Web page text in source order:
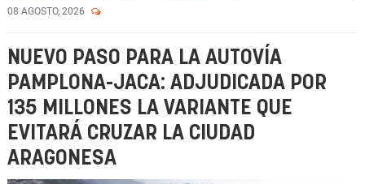
08 AGOSTO, 2026
NUEVO PASO PARA LA AUTOVÍA
PAMPLONA-JACA: ADJUDICADA POR
135 MILLONES LA VARIANTE QUE
EVITARÁ CRUZAR LA CIUDAD
ARAGONESA